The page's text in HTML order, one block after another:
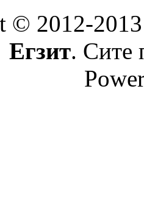
© 2012-
Егзит. Сите